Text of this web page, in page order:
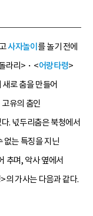
사자놀이 를 놀기 전에
라리>・<어랑타령>
로 춤을 만들어
유의 춤인
. 넋두리춤은 북청에서
없는 특징을 지닌
추며, 악사 옆에서
의 가사는 다음과 같다.